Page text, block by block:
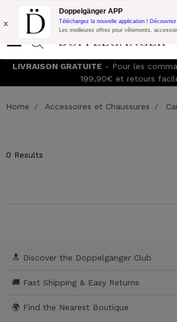
Promo Flash: 10% de réduction
avec le code:
x
Doppelgänger APP
Téléchargez la nouvelle application !
Les meilleures offres pour vêtements,
LIVRAISON GRATUITE - Pour les
199,90€ et retours
Home Accessoires et Chaussures
0 Results
🔝 Discover the Doppelgänger Club
🚚 Fast Shipping & Easy Returns
🌍 Find the Nearest Boutique